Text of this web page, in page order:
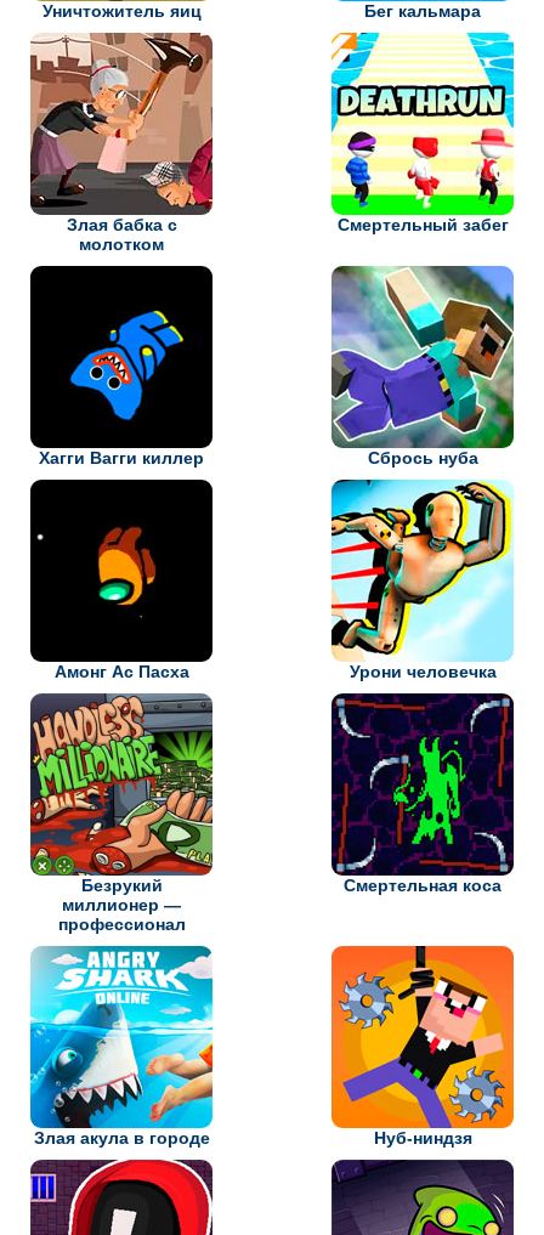
Уничтожитель яиц Бег кальмара
Злая бабка с
молотком
Смертельный забег
Хагги Вагги киллер Сбрось нуба
Амонг Ас Пасха Урони человечка
Безрукий
миллионер —
профессионал
Смертельная коса
Злая акула в городе Нуб-ниндзя